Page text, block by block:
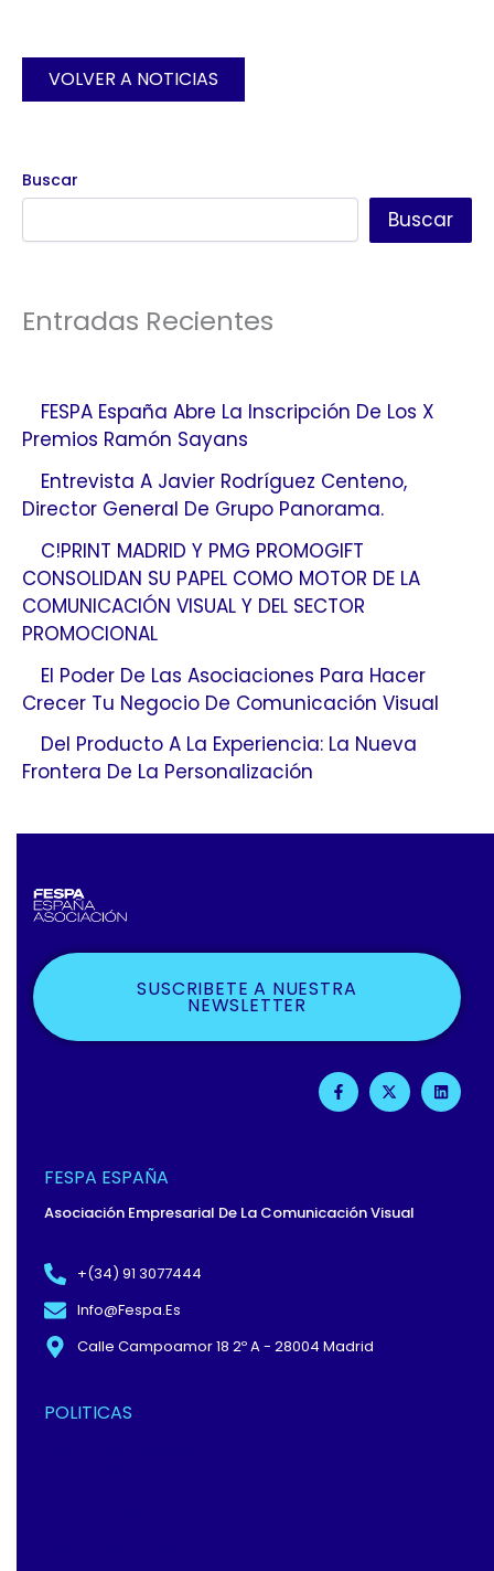
VOLVER A NOTICIAS
Buscar
Buscar
Entradas Recientes
FESPA España Abre La Inscripción De Los X
Premios Ramón Sayans
Entrevista A Javier Rodríguez Centeno,
Director General De Grupo Panorama.
C!PRINT MADRID Y PMG PROMOGIFT
CONSOLIDAN SU PAPEL COMO MOTOR DE LA
COMUNICACIÓN VISUAL Y DEL SECTOR
PROMOCIONAL
El Poder De Las Asociaciones Para Hacer
Crecer Tu Negocio De Comunicación Visual
Del Producto A La Experiencia: La Nueva
Frontera De La Personalización
SUSCRIBETE A NUESTRA
NEWSLETTER
F
A
C
F
X
-
T
L
I
N
FESPA ESPAÑA
Asociación Empresarial De La Comunicación Visual
+(34) 91 3077444
Info@fespa.es
Calle Campoamor 18 2º A - 28004 Madrid
POLITICAS